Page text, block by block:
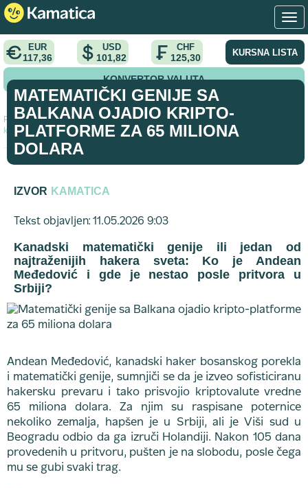
EUR
117,36
USD
101,82
CHF
125,30 KURSNA LISTA
KONVERTOR VALUTA
Početna > istrazivanja >
Matematički genije sa Balkana ojadio
kripto-platforme za 65 miliona dolara
MATEMATIČKI GENIJE SA
BALKANA OJADIO KRIPTO-
PLATFORME ZA 65 MILIONA
DOLARA
IZVOR KAMATICA
Tekst objavljen: 11.05.2026 9:03
Kanadski matematički genije ili jedan od
najtraženijih hakera sveta: Ko je Andean
Međedović i gde je nestao posle pritvora u
Srbiji?
Andean Međedović, kanadski haker bosanskog porekla
i matematički genije, sumnjiči se da je izveo sofisticiranu
hakersku prevaru i tako prisvojio kriptovalute vredne
65 miliona dolara. Za njim su raspisane poternice
nekoliko zemalja, hapšen je u Srbiji, ali je Viši sud u
Beogradu odbio da ga izruči Holandiji. Nakon 105 dana
provedenih u pritvoru, pušten je na slobodu, posle čega
mu se gubi svaki trag.